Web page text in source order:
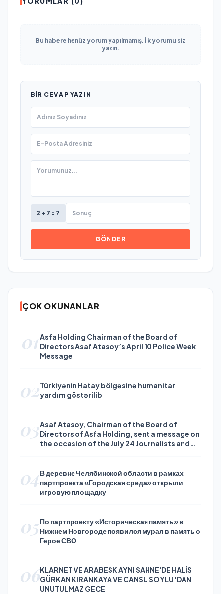
Bu habere henüz yorum yapılmamış. İlk yorumu siz
yazın.
BIR CEVAP YAZIN
2 + 7 = ?
GÖNDER
ÇOK OKUNANLAR
01Asfa Holding Chairman of the Board of
Directors Asaf Atasoy’s April 10 Police Week
Message
02Türkiyənin Hatay bölgəsinə humanitar
yardım göstərilib
03Asaf Atasoy, Chairman of the Board of
Directors of Asfa Holding, sent a message on
the occasion of the July 24 Journalists and
04В деревне Челябинской области в рамках
партпроекта «Городская среда» открыли
игровую площадку
05По партпроекту «Историческая память» в
Нижнем Новгороде появился мурал в память о
Герое СВО
06KLARNET VE ARABESK AYNI SAHNE'DE HALİS
GÜRKAN KIRANKAYA VE CANSU SOYLU 'DAN
UNUTULMAZ GECE